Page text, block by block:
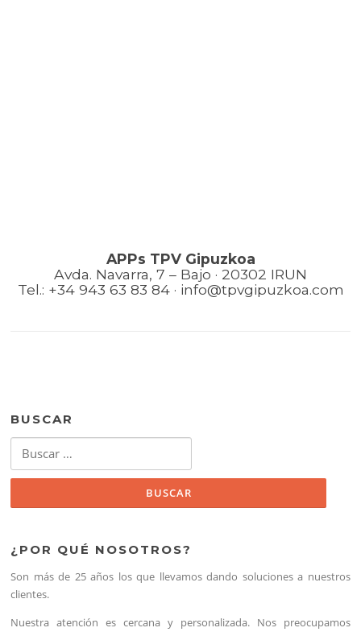
APPs TPV Gipuzkoa
Avda. Navarra, 7 – Bajo · 20302 IRUN
Tel.: +34 943 63 83 84 · info@tpvgipuzkoa.com
BUSCAR
¿POR QUÉ NOSOTROS?
Son más de 25 años los que llevamos dando soluciones a nuestros
clientes.
Nuestra atención es cercana y personalizada. Nos preocupamos